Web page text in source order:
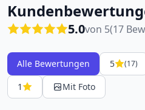
5.0von 5(17
Alle Bewertungen 5 (17)
1
Mit Foto